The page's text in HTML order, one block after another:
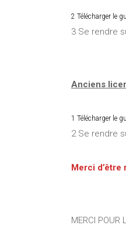
2 Télécharger le
3 Se rendre
Anciens
1 Télécharger le
2 Se rendre
Merci
MERCI POUR